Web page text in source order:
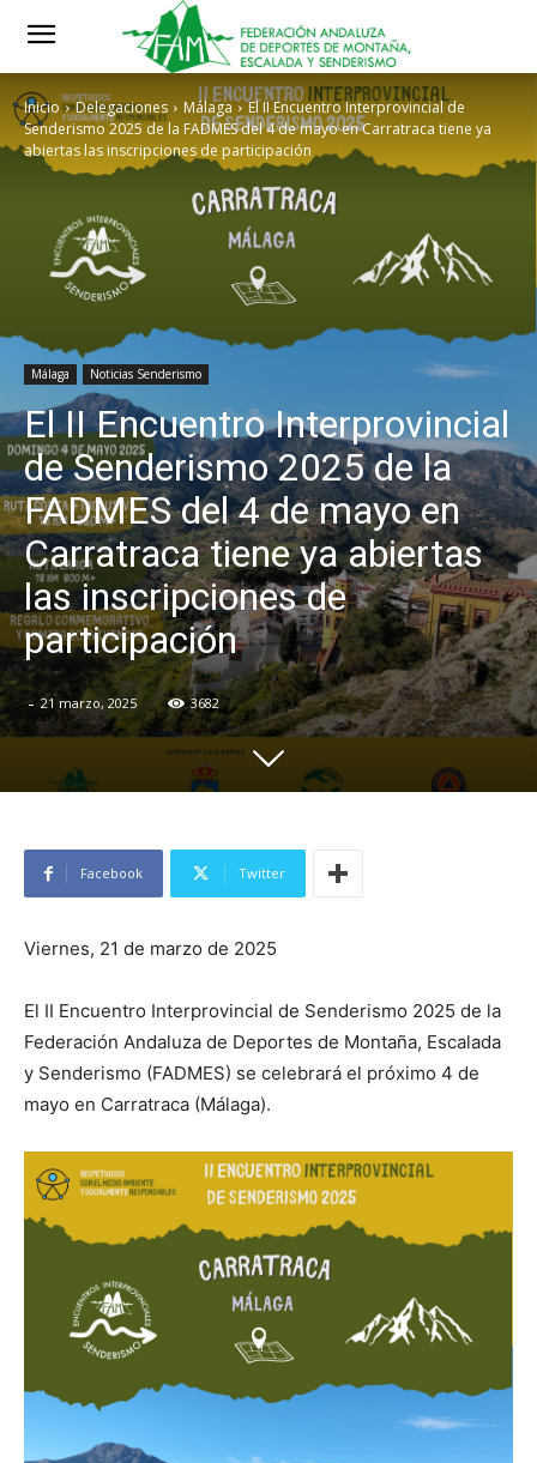
Inicio Delegaciones Málaga
El II Encuentro Interprovincial de
Senderismo 2025 de la FADMES del 4 de mayo en Carratraca tiene ya
abiertas las inscripciones de participación
Málaga Noticias Senderismo
El II Encuentro Interprovincial
de Senderismo 2025 de la
FADMES del 4 de mayo en
Carratraca tiene ya abiertas
las inscripciones de
participación
- 21 marzo, 2025 3682
Facebook Twitter
Viernes, 21 de marzo de 2025
El II Encuentro Interprovincial de Senderismo 2025 de la
Federación Andaluza de Deportes de Montaña, Escalada
y Senderismo (FADMES) se celebrará el próximo 4 de
mayo en Carratraca (Málaga).